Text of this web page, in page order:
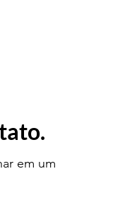
em um